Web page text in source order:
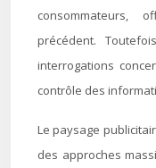
consommateurs,
précédent.
interrogations
contrôle des
Le paysage
des approches